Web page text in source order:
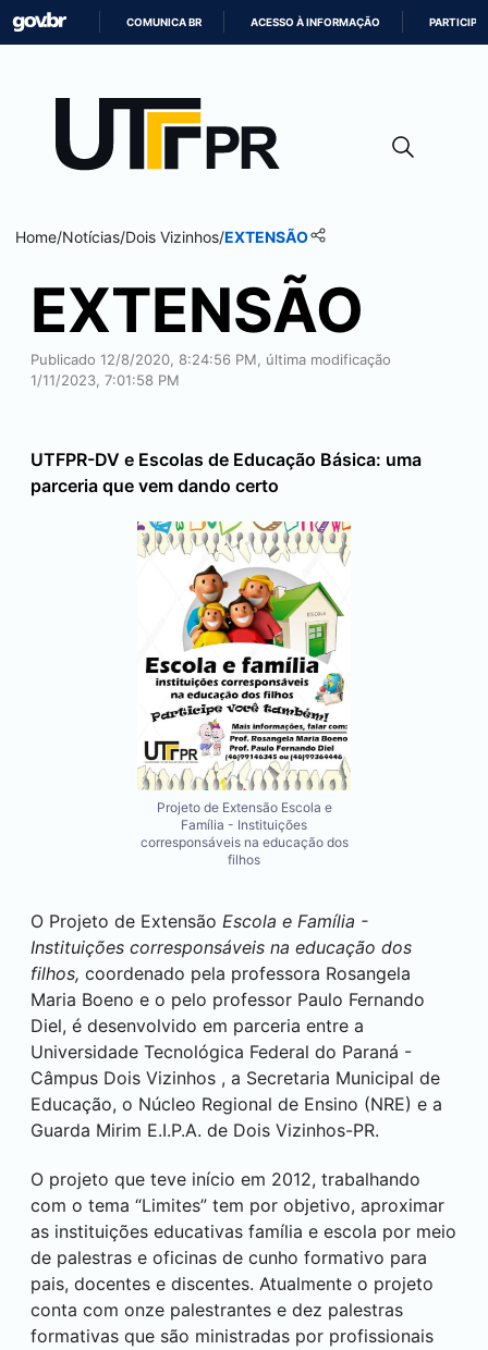
CONTEÚDO
COMUNICA BR ACESSO À INFORMAÇÃO PARTICIPE
Home/Notícias/Dois Vizinhos/EXTENSÃO
EXTENSÃO
Publicado 12/8/2020, 8:24:56 PM, última modificação
1/11/2023, 7:01:58 PM
UTFPR-DV e Escolas de Educação Básica: uma
parceria que vem dando certo
Projeto de Extensão Escola e
Família - Instituições
corresponsáveis na educação dos
filhos
O Projeto de Extensão Escola e Família -
Instituições corresponsáveis na educação dos
filhos, coordenado pela professora Rosangela
Maria Boeno e o pelo professor Paulo Fernando
Diel, é desenvolvido em parceria entre a
Universidade Tecnológica Federal do Paraná -
Câmpus Dois Vizinhos , a Secretaria Municipal de
Educação, o Núcleo Regional de Ensino (NRE) e a
Guarda Mirim E.I.P.A. de Dois Vizinhos-PR.
O projeto que teve início em 2012, trabalhando
com o tema “Limites” tem por objetivo, aproximar
as instituições educativas família e escola por meio
de palestras e oficinas de cunho formativo para
pais, docentes e discentes. Atualmente o projeto
conta com onze palestrantes e dez palestras
formativas que são ministradas por profissionais